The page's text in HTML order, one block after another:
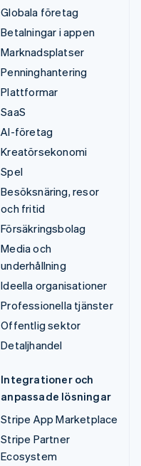
Globala företag
Betalningar i appen
Marknadsplatser
Penninghantering
Plattformar
SaaS
AI-företag
Kreatörsekonomi
Spel
Besöksnäring, resor
och fritid
Försäkringsbolag
Media och
underhållning
Ideella organisationer
Professionella tjänster
Offentlig sektor
Detaljhandel
Integrationer och
anpassade lösningar
Stripe App Marketplace
Stripe Partner
Ecosystem